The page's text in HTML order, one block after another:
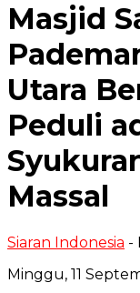
Masjid
Utara
Peduli
Massal
Siaran Indonesia -
Minggu, 11